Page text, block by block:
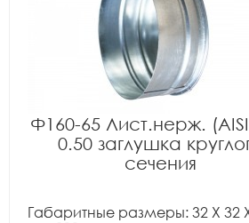
Ф160-65 Лист.нерж.
0.50 заглушка
сечения
Габаритные размеры: 32 X 32